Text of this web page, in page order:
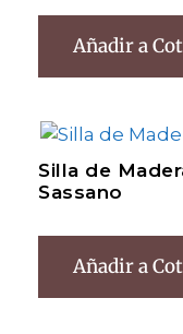
Añadir a
Silla de
Sassano
Añadir a